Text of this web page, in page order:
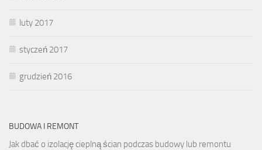
luty 2017
styczeń 2017
grudzień 2016
BUDOWA I REMONT
Jak dbać o izolację cieplną ścian podczas budowy lub remontu